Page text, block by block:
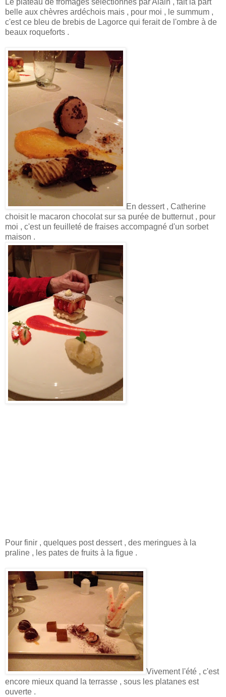
Le plateau de fromages sélectionnés par Alain , fait la part
belle aux chèvres ardéchois mais , pour moi , le summum ,
c'est ce bleu de brebis de Lagorce qui ferait de l'ombre à de
beaux roqueforts .
En dessert , Catherine
choisit le macaron chocolat sur sa purée de butternut , pour
moi , c'est un feuilleté de fraises accompagné d'un sorbet
maison .
Pour finir , quelques post dessert , des meringues à la
praline , les pates de fruits à la figue .
Vivement l'été , c'est
encore mieux quand la terrasse , sous les platanes est
ouverte .